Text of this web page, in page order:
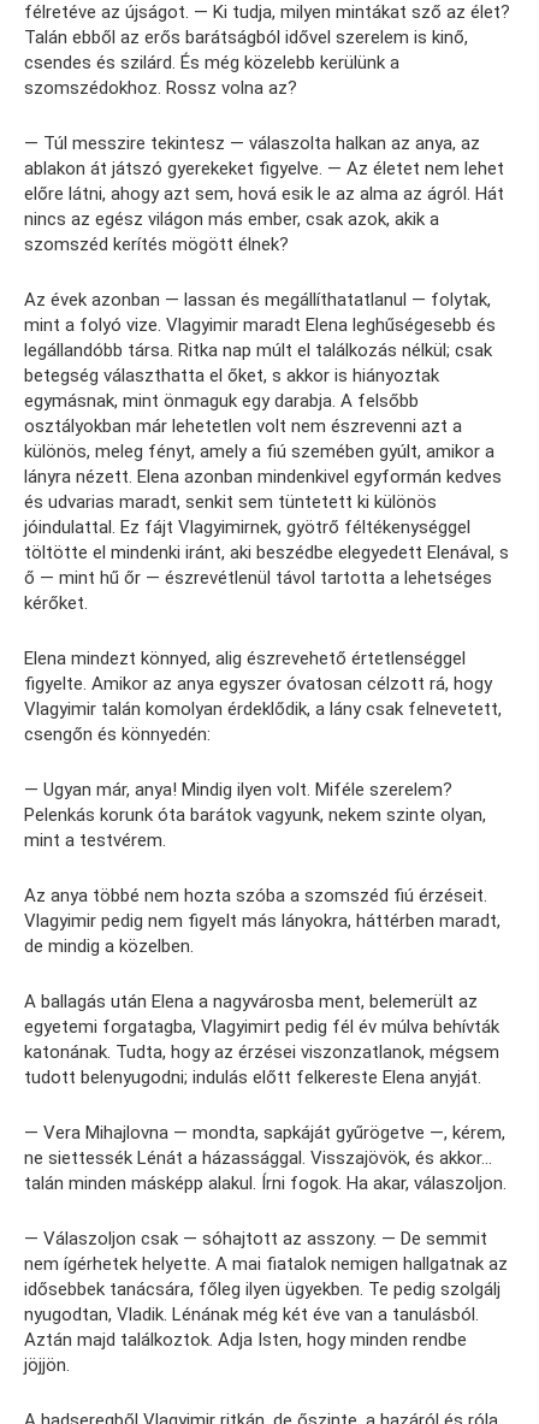
félretéve az újságot. — Ki tudja, milyen mintákat sző az élet?
Talán ebből az erős barátságból idővel szerelem is kinő,
csendes és szilárd. És még közelebb kerülünk a
szomszédokhoz. Rossz volna az?
— Túl messzire tekintesz — válaszolta halkan az anya, az
ablakon át játszó gyerekeket figyelve. — Az életet nem lehet
előre látni, ahogy azt sem, hová esik le az alma az ágról. Hát
nincs az egész világon más ember, csak azok, akik a
szomszéd kerítés mögött élnek?
Az évek azonban — lassan és megállíthatatlanul — folytak,
mint a folyó vize. Vlagyimir maradt Elena leghűségesebb és
legállandóbb társa. Ritka nap múlt el találkozás nélkül; csak
betegség választhatta el őket, s akkor is hiányoztak
egymásnak, mint önmaguk egy darabja. A felsőbb
osztályokban már lehetetlen volt nem észrevenni azt a
különös, meleg fényt, amely a fiú szemében gyúlt, amikor a
lányra nézett. Elena azonban mindenkivel egyformán kedves
és udvarias maradt, senkit sem tüntetett ki különös
jóindulattal. Ez fájt Vlagyimirnek, gyötrő féltékenységgel
töltötte el mindenki iránt, aki beszédbe elegyedett Elenával, s
ő — mint hű őr — észrevétlenül távol tartotta a lehetséges
kérőket.
Elena mindezt könnyed, alig észrevehető értetlenséggel
figyelte. Amikor az anya egyszer óvatosan célzott rá, hogy
Vlagyimir talán komolyan érdeklődik, a lány csak felnevetett,
csengőn és könnyedén:
— Ugyan már, anya! Mindig ilyen volt. Miféle szerelem?
Pelenkás korunk óta barátok vagyunk, nekem szinte olyan,
mint a testvérem.
Az anya többé nem hozta szóba a szomszéd fiú érzéseit.
Vlagyimir pedig nem figyelt más lányokra, háttérben maradt,
de mindig a közelben.
A ballagás után Elena a nagyvárosba ment, belemerült az
egyetemi forgatagba, Vlagyimirt pedig fél év múlva behívták
katonának. Tudta, hogy az érzései viszonzatlanok, mégsem
tudott belenyugodni; indulás előtt felkereste Elena anyját.
— Vera Mihajlovna — mondta, sapkáját gyűrögetve —, kérem,
ne siettessék Lénát a házassággal. Visszajövök, és akkor…
talán minden másképp alakul. Írni fogok. Ha akar, válaszoljon.
— Válaszoljon csak — sóhajtott az asszony. — De semmit
nem ígérhetek helyette. A mai fiatalok nemigen hallgatnak az
idősebbek tanácsára, főleg ilyen ügyekben. Te pedig szolgálj
nyugodtan, Vladik. Lénának még két éve van a tanulásból.
Aztán majd találkoztok. Adja Isten, hogy minden rendbe
jöjjön.